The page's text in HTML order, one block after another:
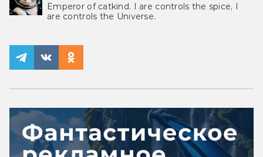
Emperor of catkind. I are controls the spice, I
are controls the Universe.